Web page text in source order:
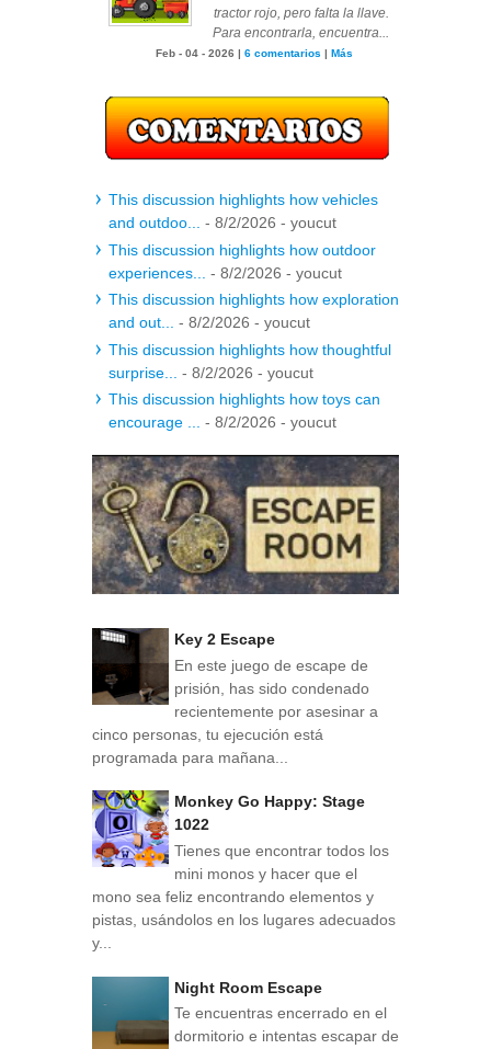
tractor rojo, pero falta la llave.
Para encontrarla, encuentra...
Feb - 04 - 2026 | 6 comentarios | Más
This discussion highlights how vehicles
and outdoo...
- 8/2/2026 - youcut
This discussion highlights how outdoor
experiences...
- 8/2/2026 - youcut
This discussion highlights how exploration
and out...
- 8/2/2026 - youcut
This discussion highlights how thoughtful
surprise...
- 8/2/2026 - youcut
This discussion highlights how toys can
encourage ...
- 8/2/2026 - youcut
Key 2 Escape
En este juego de escape de
prisión, has sido condenado
recientemente por asesinar a
cinco personas, tu ejecución está
programada para mañana...
Monkey Go Happy: Stage
1022
Tienes que encontrar todos los
mini monos y hacer que el
mono sea feliz encontrando elementos y
pistas, usándolos en los lugares adecuados
y...
Night Room Escape
Te encuentras encerrado en el
dormitorio e intentas escapar de